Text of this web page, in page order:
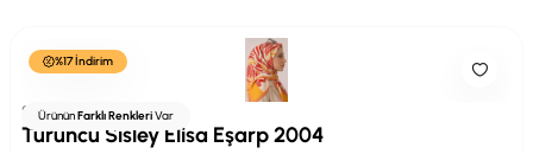
%17 İndirim
ÜrününFarklı RenkleriVar
SİSLEY
Turuncu Sisley Elisa Eşarp 2004